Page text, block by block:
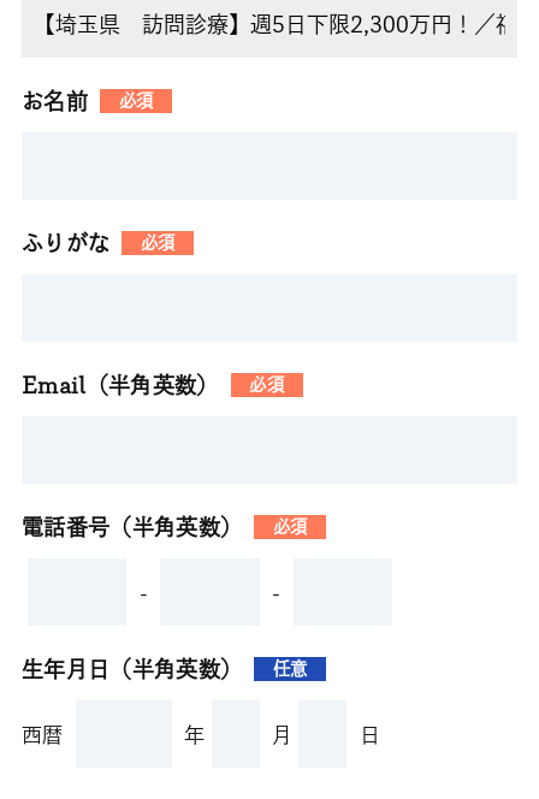
お名前 必須
ふりがな 必須
Email（半角英数） 必須
電話番号（半角英数） 必須
- -
生年月日（半角英数） 任意
西暦 年 月 日